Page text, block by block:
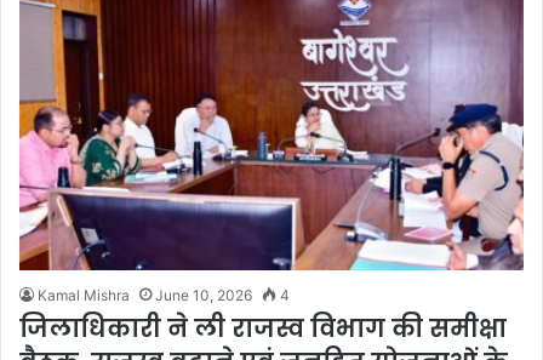
Kamal Mishra June 10, 2026 4
जिलाधिकारी ने ली राजस्व विभाग की समीक्षा